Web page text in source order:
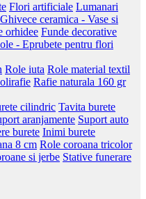
Flori artificiale Lumanari
Ghivece ceramica - Vase si
orhidee Funde decorative
- Eprubete pentru flori
Role iuta Role material textil
Rafie naturala 160 gr
cilindric Tavita burete
aranjamente Suport auto
burete Inimi burete
8 cm Role coroana tricolor
si jerbe Stative funerare